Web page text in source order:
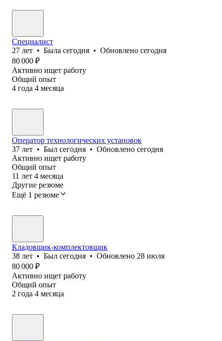
Специалист
27 лет • Была сегодня • Обновлено сегодня
80 000 ₽
Активно ищет работу
Общий опыт
4 года 4 месяца
Оператор технологических установок
37 лет • Был сегодня • Обновлено сегодня
Активно ищет работу
Общий опыт
11 лет 4 месяца
Другие резюме
Ещё 1 резюме
Кладовщик-комплектовщик
38 лет • Был сегодня • Обновлено 28 июля
80 000 ₽
Активно ищет работу
Общий опыт
2 года 4 месяца